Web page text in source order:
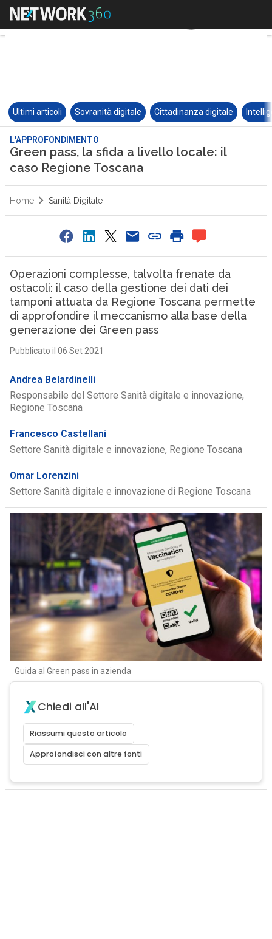
Ultimi articoli Sovranità digitale Cittadinanza digitale
L'APPROFONDIMENTO
Green pass, la sfida a livello locale: il
caso Regione Toscana
Home Sanità Digitale
Operazioni complesse, talvolta frenate da
ostacoli: il caso della gestione dei dati dei
tamponi attuata da Regione Toscana permette
di approfondire il meccanismo alla base della
generazione dei Green pass
Pubblicato il 06 Set 2021
Andrea Belardinelli
Responsabile del Settore Sanità digitale e innovazione,
Regione Toscana
Francesco Castellani
Settore Sanità digitale e innovazione, Regione Toscana
Omar Lorenzini
Settore Sanità digitale e innovazione di Regione Toscana
Guida al Green pass in azienda
Chiedi all'AI
Riassumi questo articolo
Approfondisci con altre fonti